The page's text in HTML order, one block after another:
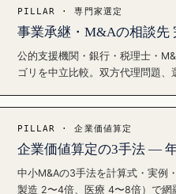
PILLAR · 専門家選定
事業承継・M&Aの相談先
公的支援機関・銀行・税理士・
ゴリを中立比較。双方代理問題、
PILLAR · 企業価値算定
企業価値算定の3手法 —
中小M&Aの3手法を計算式・実例
製造 2〜4倍、医療 4〜8倍）で網